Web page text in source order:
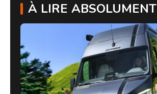
À LIRE ABSOLUMENT